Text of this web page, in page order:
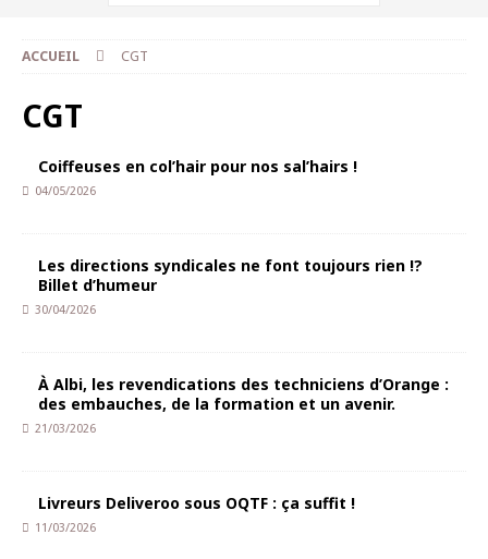
ACCUEIL CGT
CGT
Coiffeuses en col’hair pour nos sal’hairs !
04/05/2026
Les directions syndicales ne font toujours rien !?
Billet d’humeur
30/04/2026
À Albi, les revendications des techniciens d’Orange :
des embauches, de la formation et un avenir.
21/03/2026
Livreurs Deliveroo sous OQTF : ça suffit !
11/03/2026